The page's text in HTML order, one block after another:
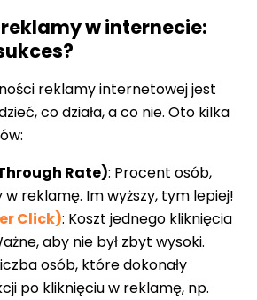
w internecie:
reklamy internetowej jest
co działa, a co nie. Oto kilka
Rate): Procent osób,
w reklamę. Im wyższy, tym lepiej!
Click): Koszt jednego kliknięcia
aby nie był zbyt wysoki.
osób, które dokonały
po kliknięciu w reklamę, np.